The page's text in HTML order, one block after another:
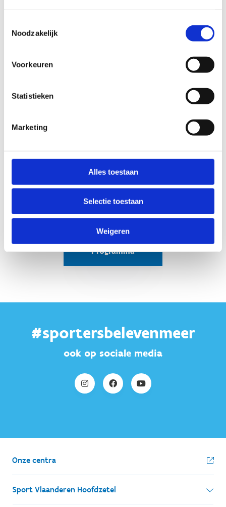
Noodzakelijk
Voorkeuren
Statistieken
Marketing
Alles toestaan
Selectie toestaan
Weigeren
Programma
#sportersbelevenmeer
ook op sociale media
Onze centra
Sport Vlaanderen Hoofdzetel